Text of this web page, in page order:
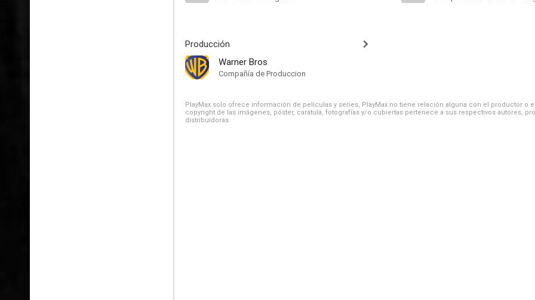
Producción
Warner Bros
Compañía de Produccion
PlayMax solo ofrece información de películas y series, PlayMax no tiene relación alguna con el productor o
copyright de las imágenes, póster, carátula, fotografías y/o cubiertas pertenece a sus respectivos autores,
distribuidoras.